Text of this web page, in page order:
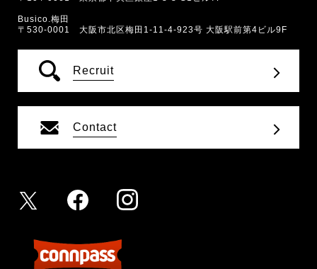
Busico.梅田
〒530-0001 大阪市北区梅田1-11-4-923号 大阪駅前第4ビル9F
Recruit
Contact